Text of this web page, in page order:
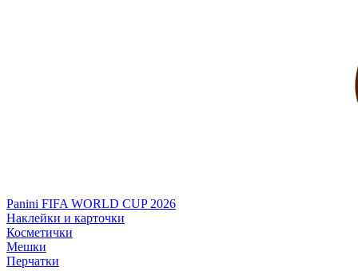
Panini FIFA WORLD CUP 2026
Наклейки и карточки
Косметички
Мешки
Перчатки